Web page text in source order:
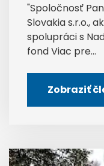
"Spoločnosť
Slovakia s.r.o.,
spolupráci s
fond Viac pre...
Zobraziť